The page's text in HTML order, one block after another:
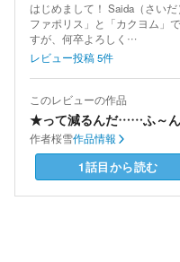
はじめまして！ Saida（さい
ファポリス」と「カクヨム」
すが、何卒よろしく…
レビュー投稿5件
このレビューの作品
★って減るんだ……ふ～
作者桜雪作品情報
1話目から読む